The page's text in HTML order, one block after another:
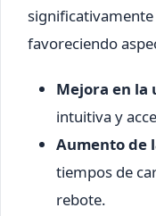
favoreciendo
Mejora en la
intuitiva y
Aumento de
tiempos de
rebote.